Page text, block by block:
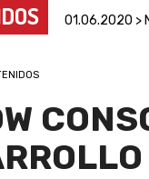
01.06.2020 >